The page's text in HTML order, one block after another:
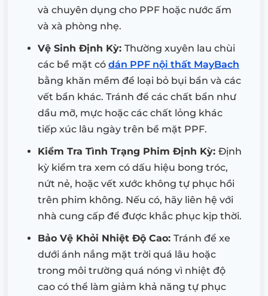
và chuyên dụng cho PPF hoặc nước ấm
và xà phòng nhẹ.
Vệ Sinh Định Kỳ: Thường xuyên lau chùi
các bề mặt có dán PPF nội thất MayBach
bằng khăn mềm để loại bỏ bụi bẩn và các
vết bẩn khác. Tránh để các chất bẩn như
dầu mỡ, mực hoặc các chất lỏng khác
tiếp xúc lâu ngày trên bề mặt PPF.
Kiểm Tra Tình Trạng Phim Định Kỳ: Định
kỳ kiểm tra xem có dấu hiệu bong tróc,
nứt nẻ, hoặc vết xước không tự phục hồi
trên phim không. Nếu có, hãy liên hệ với
nhà cung cấp để được khắc phục kịp thời.
Bảo Vệ Khỏi Nhiệt Độ Cao: Tránh để xe
dưới ánh nắng mặt trời quá lâu hoặc
trong môi trường quá nóng vì nhiệt độ
cao có thể làm giảm khả năng tự phục